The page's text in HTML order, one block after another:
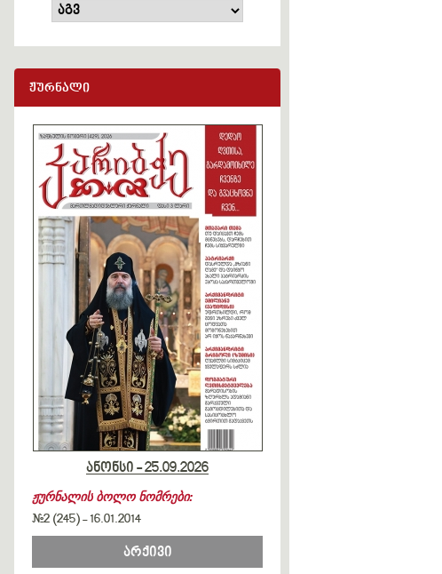
ჟურნალი
ანონსი - 25.09.2026
ჟურნალის ბოლო ნომრები:
#2 (245)-16.01.2014
არქივი